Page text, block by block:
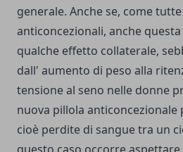
generale. Anche se, come
anticoncezionali, anche
qualche effetto collaterale,
dall' aumento di peso alla
tensione al seno nelle donne
nuova pillola
cioè perdite di sangue tra un